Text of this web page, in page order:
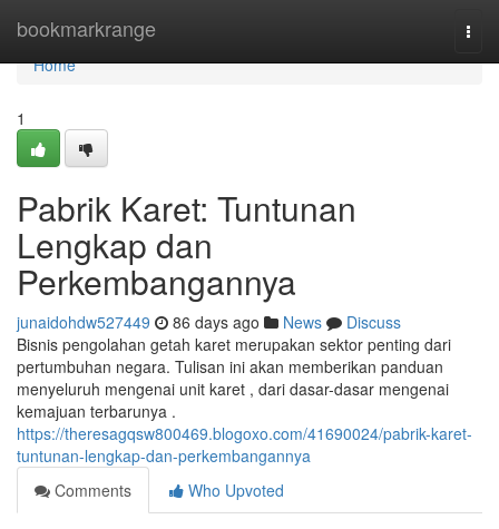
bookmarkrange
Home
Home
1
Pabrik Karet: Tuntunan
Lengkap dan
Perkembangannya
junaidohdw527449 86 days ago News
Discuss
Bisnis pengolahan getah karet merupakan sektor penting dari
pertumbuhan negara. Tulisan ini akan memberikan panduan
menyeluruh mengenai unit karet , dari dasar-dasar mengenai
kemajuan terbarunya .
https://theresagqsw800469.blogoxo.com/41690024/pabrik-karet-
tuntunan-lengkap-dan-perkembangannya
Comments
Who Upvoted